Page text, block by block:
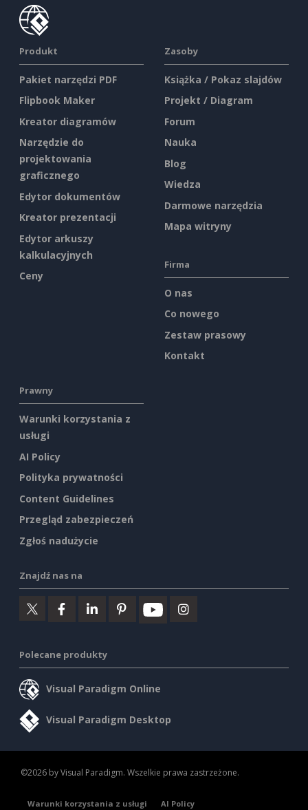
Produkt
Pakiet narzędzi PDF
Flipbook Maker
Kreator diagramów
Narzędzie do
projektowania
graficznego
Edytor dokumentów
Kreator prezentacji
Edytor arkuszy
kalkulacyjnych
Ceny
Zasoby
Książka / Pokaz slajdów
Projekt / Diagram
Forum
Nauka
Blog
Wiedza
Darmowe narzędzia
Mapa witryny
Firma
O nas
Co nowego
Zestaw prasowy
Kontakt
Prawny
Warunki korzystania z
usługi
AI Policy
Polityka prywatności
Content Guidelines
Przegląd zabezpieczeń
Zgłoś nadużycie
Znajdź nas na
Polecane produkty
Visual Paradigm Online
Visual Paradigm Desktop
©2026 by Visual Paradigm. Wszelkie prawa zastrzeżone.
Warunki korzystania z usługi AI Policy